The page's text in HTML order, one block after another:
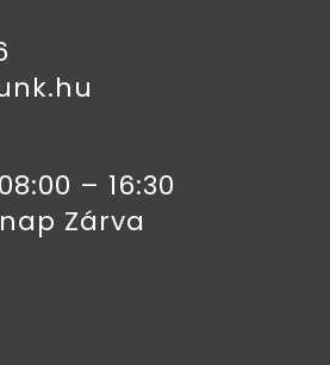
– 16:30
Zárva